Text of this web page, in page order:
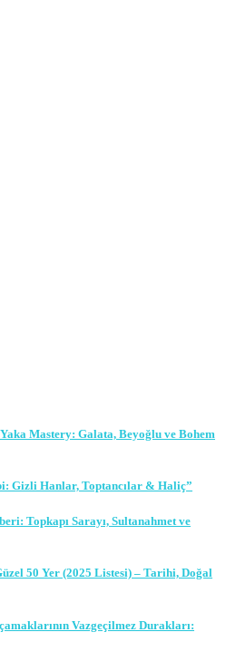
Mastery: Galata, Beyoğlu ve Bohem
Gizli Hanlar, Toptancılar & Haliç”
Topkapı Sarayı, Sultanahmet ve
50 Yer (2025 Listesi) – Tarihi, Doğal
Vazgeçilmez Durakları: